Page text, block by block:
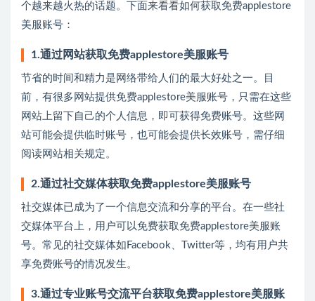
个越来越火热的话题。下面来看看如何获取免费applestore
美服账号：
1.通过网站获取免费applestore美服账号
节省的时间和精力是网络带给人们的最大好处之一。目
前，有很多网站提供免费applestore美服账号，只需在这些
网站上留下自己的个人信息，即可获得免费账号。这些网
站可能会提供临时账号，也可能会提供长效账号，需仔细
阅读网站相关规定。
2.通过社交媒体获取免费applestore美服账号
社交媒体已成为了一个信息交流和分享的平台。在一些社
交媒体平台上，用户可以免费获取免费applestore美服账
号。常见的社交媒体如Facebook、Twitter等，均有用户共
享免费账号的情况发生。
3.通过专业账号交流平台获取免费applestore美服账